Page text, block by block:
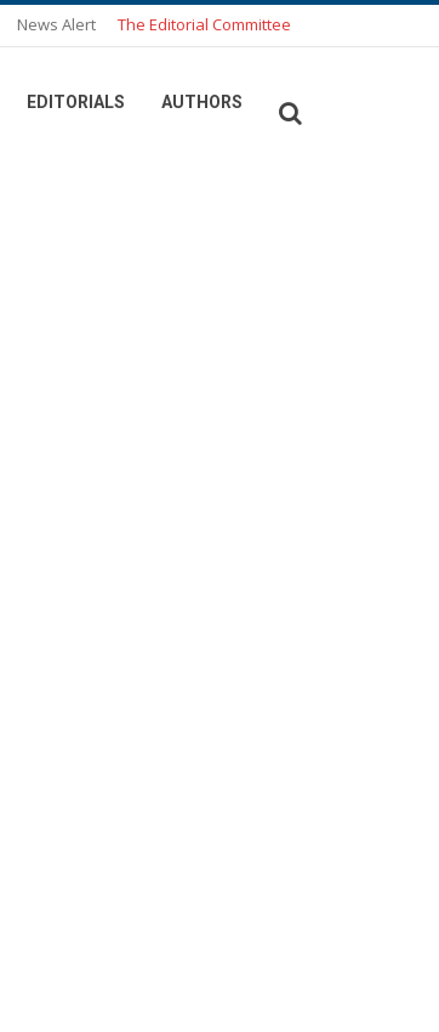
News Alert The Editorial Committee
EDITORIALS AUTHORS